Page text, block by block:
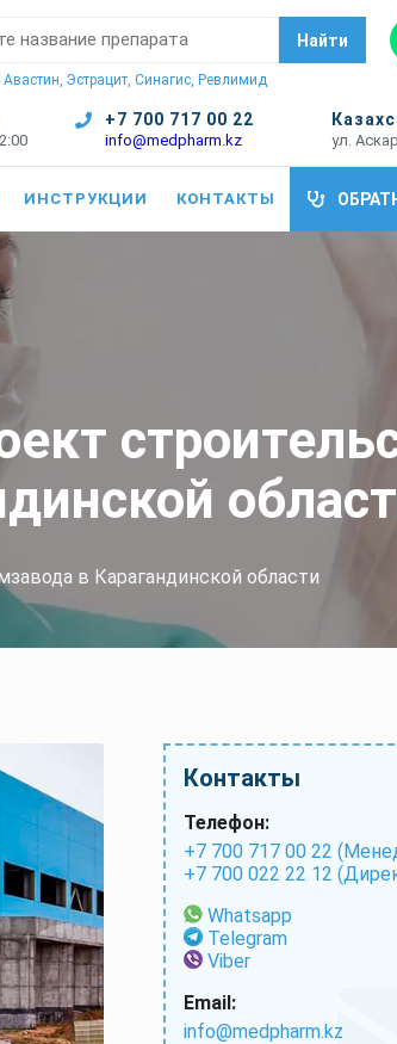
Найти
Эстрацит, Синагис, Ревлимид
+7 700 717 00 22
info@medpharm.kz ул.
ИНСТРУКЦИИ КОНТАКТЫ
в Карагандинской области
Контакты
Телефон:
+7 700 717 00 22
+7 700 022 22 12
Whatsapp
Telegram
Viber
Email:
info@medpharm.kz